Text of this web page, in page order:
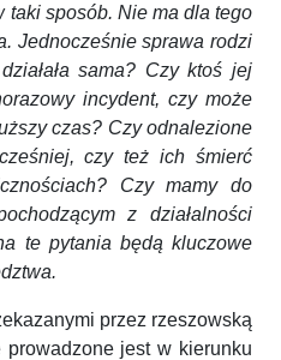
taki sposób. Nie ma dla tego
Jednocześnie sprawa rodzi
sama? Czy ktoś jej
incydent, czy może
czas? Czy odnalezione
czy też ich śmierć
Czy mamy do
z działalności
te pytania będą kluczowe
przez rzeszowską
prowadzone jest w kierunku